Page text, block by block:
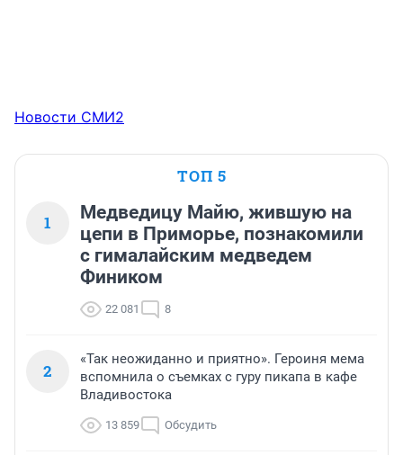
Новости СМИ2
ТОП 5
1
Медведицу Майю, жившую на
цепи в Приморье, познакомили
с гималайским медведем
Фиником
22 081 8
2
«Так неожиданно и приятно». Героиня мема
вспомнила о съемках с гуру пикапа в кафе
Владивостока
13 859 Обсудить